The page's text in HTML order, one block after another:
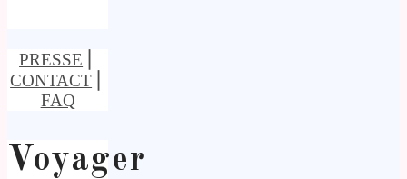
PRESSE
CONTACT
FAQ
Voyager